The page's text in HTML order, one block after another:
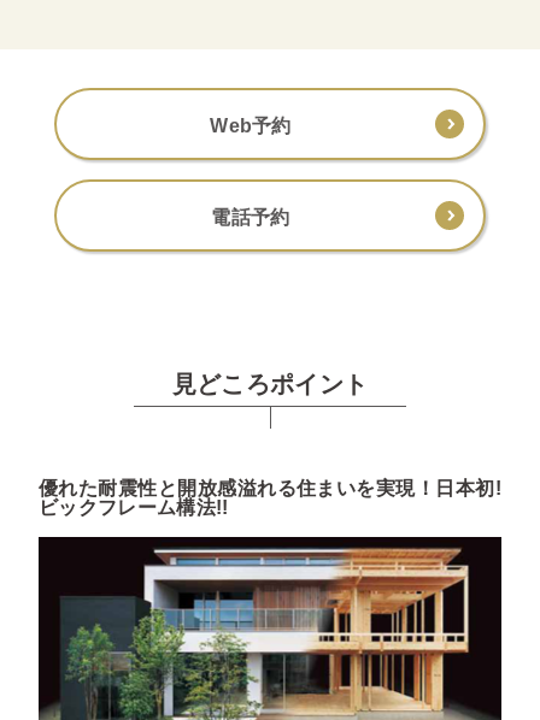
Web予約
電話予約
見どころポイント
優れた耐震性と開放感溢れる住まいを実現！日本初!
ビックフレーム構法!!